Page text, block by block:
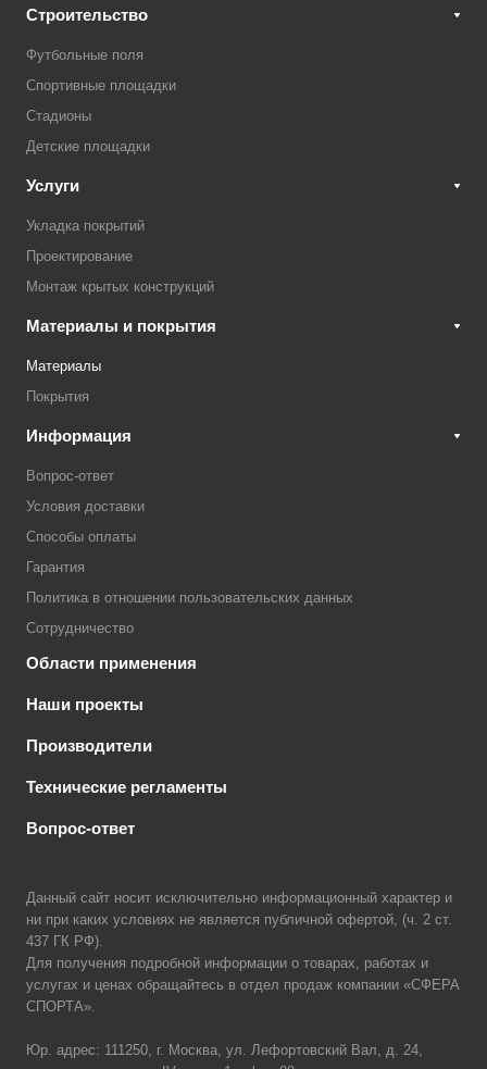
Строительство
Футбольные поля
Спортивные площадки
Стадионы
Детские площадки
Услуги
Укладка покрытий
Проектирование
Монтаж крытых конструкций
Материалы и покрытия
Материалы
Покрытия
Информация
Вопрос-ответ
Условия доставки
Способы оплаты
Гарантия
Политика в отношении пользовательских данных
Сотрудничество
Области применения
Наши проекты
Производители
Технические регламенты
Вопрос-ответ
Данный сайт носит исключительно информационный характер и
ни при каких условиях не является публичной офертой, (ч. 2 ст.
437 ГК РФ).
Для получения подробной информации о товарах, работах и
услугах и ценах обращайтесь в отдел продаж компании «СФЕРА
СПОРТА».
Юр. адрес: 111250, г. Москва, ул. Лефортовский Вал, д. 24,